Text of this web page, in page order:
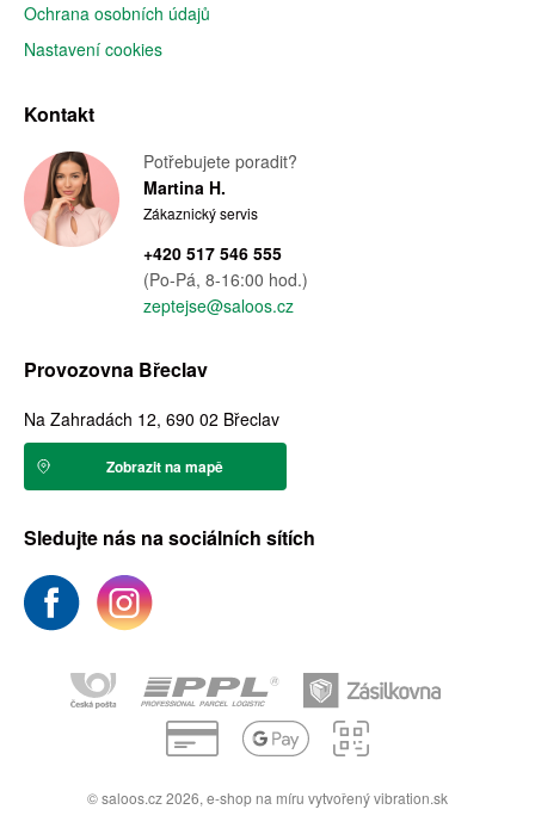
Ochrana osobních údajů
Nastavení cookies
Kontakt
Potřebujete poradit?
Martina H.
Zákaznický servis
+420 517 546 555
(Po-Pá, 8-16:00 hod.)
zeptejse@saloos.cz
Provozovna Břeclav
Na Zahradách 12, 690 02 Břeclav
Zobrazit na mapě
Sledujte nás na sociálních sítích
© saloos.cz 2026, e-shop na míru vytvořenývibration.sk